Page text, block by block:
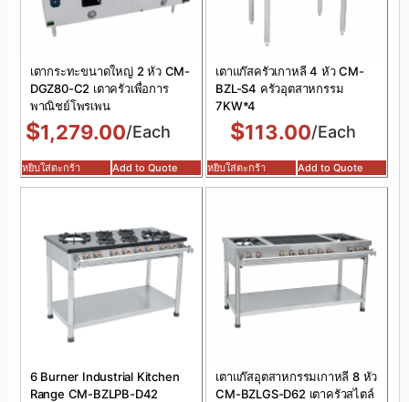
เตากระทะขนาดใหญ่ 2 หัว CM-
DGZ80-C2 เตาครัวเพื่อการ
พาณิชย์โพรเพน
$1,279.00/Each
หยิบใส่ตะกร้า Add to Quote
เตาแก๊สครัวเกาหลี 4 หัว CM-
BZL-S4 ครัวอุตสาหกรรม
7KW*4
$113.00/Each
หยิบใส่ตะกร้า Add to Quote
6 Burner Industrial Kitchen
Range CM-BZLPB-D42
เตาแก๊สอุตสาหกรรมเกาหลี 8 หัว
CM-BZLGS-D62 เตาครัวสไตล์